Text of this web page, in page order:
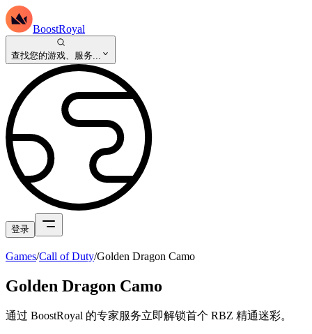
BoostRoyal
查找您的游戏、服务...
登录
Games/Call of Duty/Golden Dragon Camo
Golden Dragon Camo
通过 BoostRoyal 的专家服务立即解锁首个 RBZ 精通迷彩。